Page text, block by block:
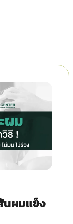
นผมแข็ง